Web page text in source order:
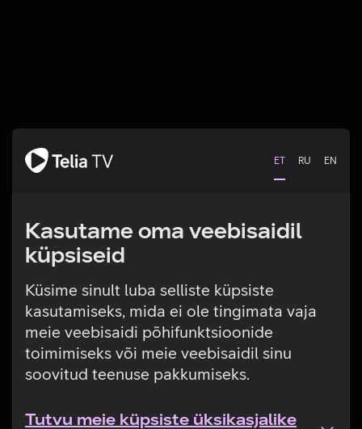
ET RU EN
Kasutame oma veebisaidil
küpsiseid
Küsime sinult luba selliste küpsiste
kasutamiseks, mida ei ole tingimata vaja
meie veebisaidi põhifunktsioonide
toimimiseks või meie veebisaidil sinu
soovitud teenuse pakkumiseks.
Tutvu meie küpsiste üksikasjalike
Tehniline viga